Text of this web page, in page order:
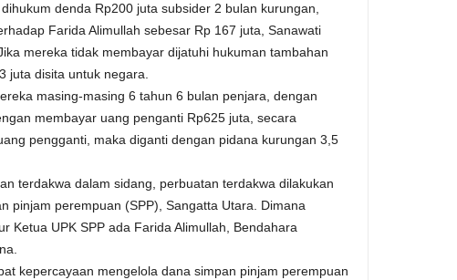
denda Rp200 juta subsider 2 bulan kurungan,
Farida Alimullah sebesar Rp 167 juta, Sanawati
mereka tidak membayar dijatuhi hukuman tambahan
juta disita untuk negara.
masing-masing 6 tahun 6 bulan penjara, dengan
membayar uang penganti Rp625 juta, secara
pengganti, maka diganti dengan pidana kurungan 3,5
terdakwa dalam sidang, perbuatan terdakwa dilakukan
pinjam perempuan (SPP), Sangatta Utara. Dimana
Ketua UPK SPP ada Farida Alimullah, Bendahara
kepercayaan mengelola dana simpan pinjam perempuan